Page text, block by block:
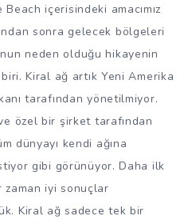
içerisindeki amacımız
sonra gelecek bölgeleri
neden olduğu hikayenin
Kiral ağ artık Yeni Amerika
tarafından yönetilmiyor.
özel bir şirket tarafından
dünyayı kendi ağına
gibi görünüyor. Daha ilk
zaman iyi sonuçlar
Kiral ağ sadece tek bir